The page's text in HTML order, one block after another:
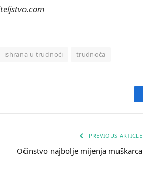
ishrana u trudnoći trudnoća
PREVIOUS ARTICLE
Očinstvo najbolje mijenja muškarca